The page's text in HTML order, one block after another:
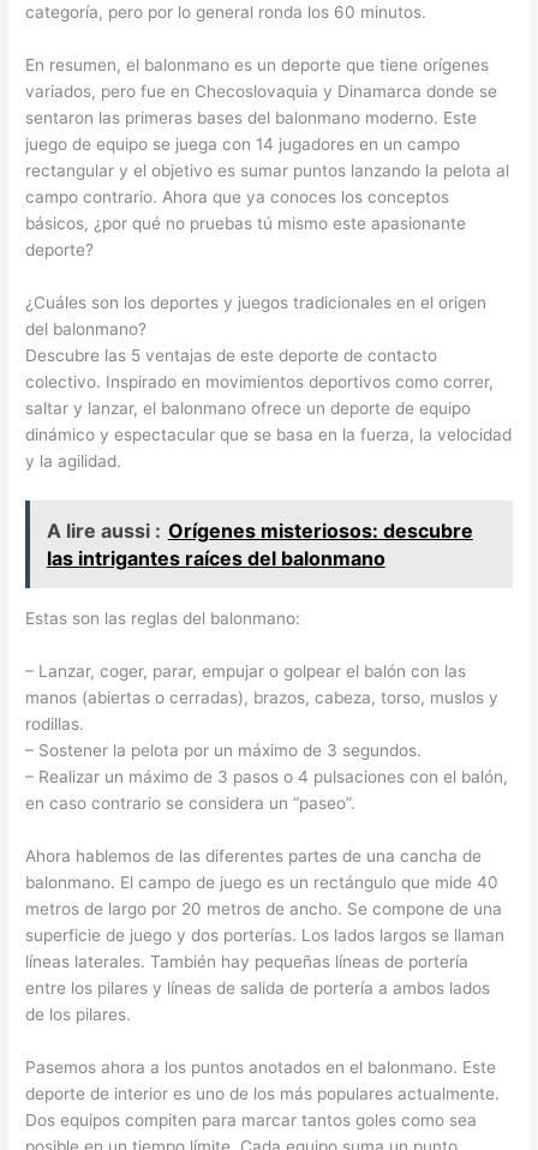
categoría, pero por lo general ronda los 60 minutos.
En resumen, el balonmano es un deporte que tiene orígenes
variados, pero fue en Checoslovaquia y Dinamarca donde se
sentaron las primeras bases del balonmano moderno. Este
juego de equipo se juega con 14 jugadores en un campo
rectangular y el objetivo es sumar puntos lanzando la pelota al
campo contrario. Ahora que ya conoces los conceptos
básicos, ¿por qué no pruebas tú mismo este apasionante
deporte?
¿Cuáles son los deportes y juegos tradicionales en el origen
del balonmano?
Descubre las 5 ventajas de este deporte de contacto
colectivo. Inspirado en movimientos deportivos como correr,
saltar y lanzar, el balonmano ofrece un deporte de equipo
dinámico y espectacular que se basa en la fuerza, la velocidad
y la agilidad.
A lire aussi : Orígenes misteriosos: descubre
las intrigantes raíces del balonmano
Estas son las reglas del balonmano:
– Lanzar, coger, parar, empujar o golpear el balón con las
manos (abiertas o cerradas), brazos, cabeza, torso, muslos y
rodillas.
– Sostener la pelota por un máximo de 3 segundos.
– Realizar un máximo de 3 pasos o 4 pulsaciones con el balón,
en caso contrario se considera un “paseo”.
Ahora hablemos de las diferentes partes de una cancha de
balonmano. El campo de juego es un rectángulo que mide 40
metros de largo por 20 metros de ancho. Se compone de una
superficie de juego y dos porterías. Los lados largos se llaman
líneas laterales. También hay pequeñas líneas de portería
entre los pilares y líneas de salida de portería a ambos lados
de los pilares.
Pasemos ahora a los puntos anotados en el balonmano. Este
deporte de interior es uno de los más populares actualmente.
Dos equipos compiten para marcar tantos goles como sea
posible en un tiempo límite. Cada equipo suma un punto